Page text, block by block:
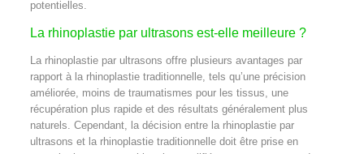
potentielles.
La rhinoplastie par ultrasons est-elle meilleure ?
La rhinoplastie par ultrasons offre plusieurs avantages par
rapport à la rhinoplastie traditionnelle, tels qu’une précision
améliorée, moins de traumatismes pour les tissus, une
récupération plus rapide et des résultats généralement plus
naturels. Cependant, la décision entre la rhinoplastie par
ultrasons et la rhinoplastie traditionnelle doit être prise en